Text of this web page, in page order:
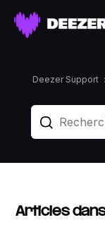
Deezer Support
Articles